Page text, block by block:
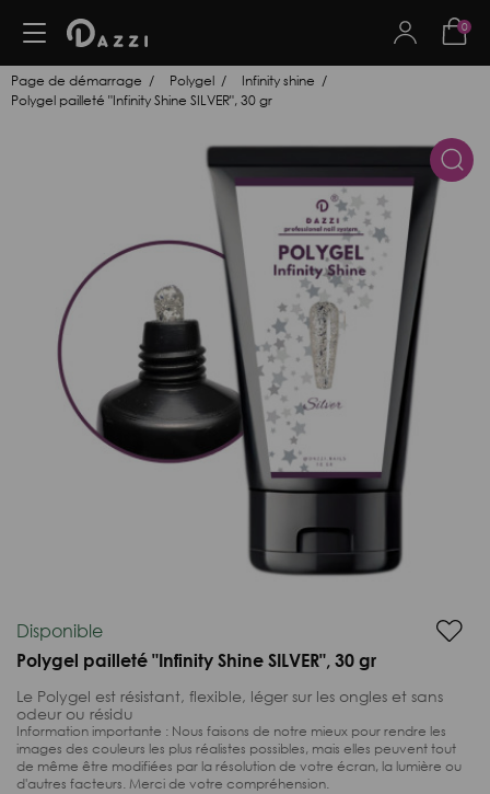
0
Page de démarrage Polygel
Infinity shine
Polygel pailleté "Infinity Shine SILVER", 30 gr
Disponible
Polygel pailleté "Infinity Shine SILVER", 30 gr
Le Polygel est résistant, flexible, léger sur les ongles et sans
odeur ou résidu
Information importante : Nous faisons de notre mieux pour rendre les
images des couleurs les plus réalistes possibles, mais elles peuvent tout
de même être modifiées par la résolution de votre écran, la lumière ou
d'autres facteurs. Merci de votre compréhension.